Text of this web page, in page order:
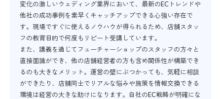
変化の激しいウェディング業界において、最新のECトレンドや
他社の成功事例を素早くキャッチアップできる心強い存在で
す。現場ですぐに使えるノウハウが得られるため、店舗スタッ
フの教育目的で何度もリピート受講しています。
また、講義を通じてフューチャーショップのスタッフの方々と
直接面識ができ、他の店舗経営者の方も含め関係性が構築でき
るのも大きなメリット。運営の壁にぶつかっても、気軽に相談
ができたり、店舗同士でリアルな悩みや施策を情報交換できる
環境は経営の大きな助けになります。自社のEC戦略が明確にな